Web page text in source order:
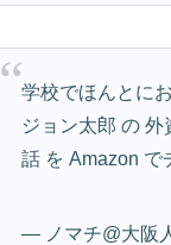
学校でほんとに
ジョン太郎 の
話 を Amazon で
— ノマチ@大阪